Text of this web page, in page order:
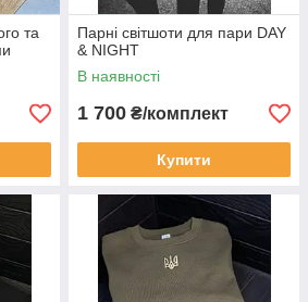
та
Парні світшоти для пари DAY
& NIGHT
В наявності
1 700 ₴/комплект
Купити